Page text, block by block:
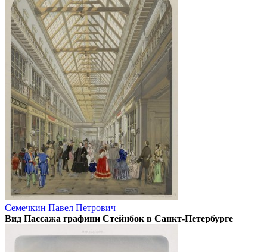
Семечкин Павел Петрович
Вид Пассажа графини Стейнбок в Санкт-Петербурге